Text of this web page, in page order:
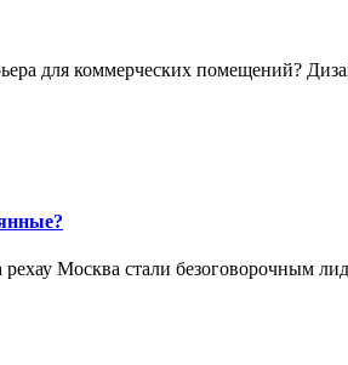
для коммерческих помещений?
Москва стали безоговорочным